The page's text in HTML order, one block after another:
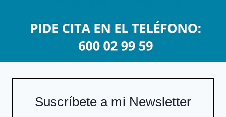
Suscríbete a mi Newsletter